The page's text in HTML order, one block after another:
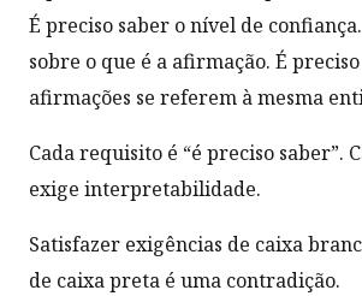
É preciso saber o nível de
sobre o que é a afirmação. É
afirmações se referem à mesma
Cada requisito é “é preciso saber”.
exige interpretabilidade.
Satisfazer exigências de caixa
de caixa preta é uma contradição.